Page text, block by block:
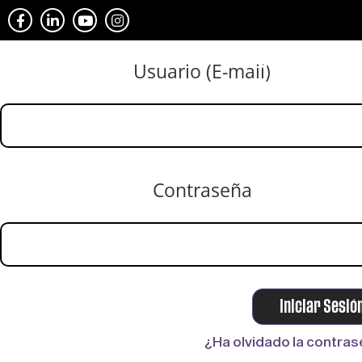
CONECTA
Usuario (E-mail)
Contraseña
¿Ha olvidado la